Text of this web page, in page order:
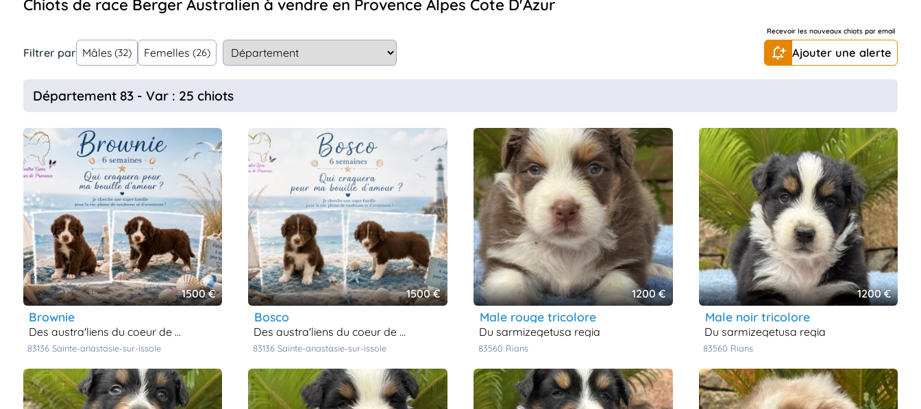
Assurances
Connexion
Chiots de race Berger Australien à vendre en Provence Alpes Cote D'Azur
Filtrer par Mâles (32) Femelles (26)
Recevoir les nouveaux chiots par email
Ajouter une alerte
Département 83 - Var : 25 chiots
1500 €
brownie
des austra'liens du coeur de provence
83136 sainte-anastasie-sur-issole
1500 €
bosco
des austra'liens du coeur de provence
83136 sainte-anastasie-sur-issole
1200 €
male rouge tricolore
du sarmizegetusa regia
83560 rians
1200 €
male noir tricolore
du sarmizegetusa regia
83560 rians